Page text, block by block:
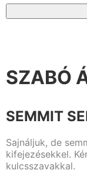
SZABÓ
SEMMIT
Sajnáljuk, de
kifejezésekkel.
kulcsszavakkal.